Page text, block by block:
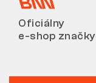
Oficiálny
e-shop značky